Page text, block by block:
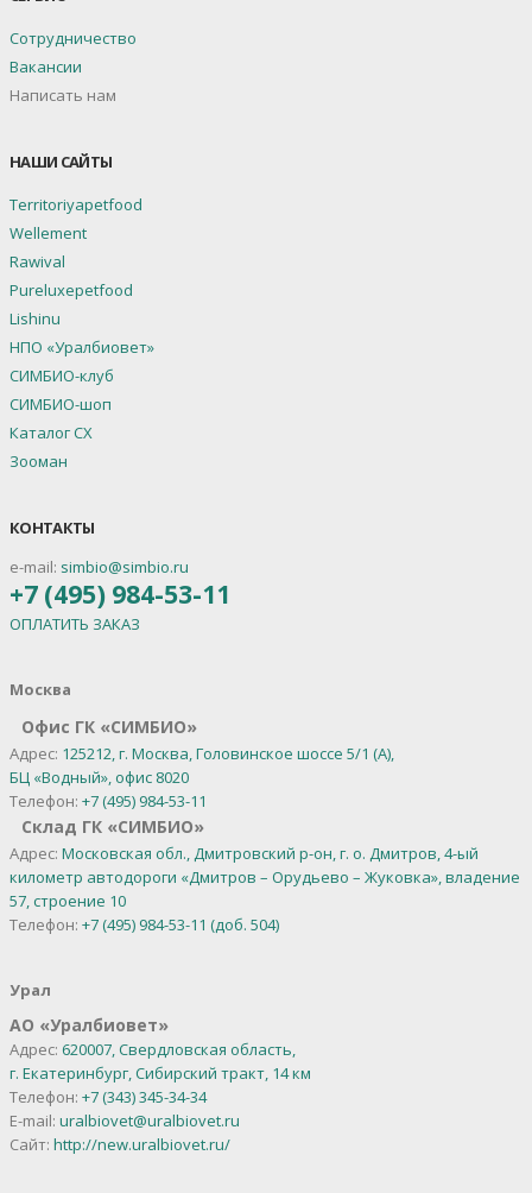
Сотрудничество
Вакансии
Написать нам
НАШИ САЙТЫ
Territoriyapetfood
Wellement
Rawival
Pureluxepetfood
Lishinu
НПО «Уралбиовет»
СИМБИО-клуб
СИМБИО-шоп
Каталог СХ
Зооман
КОНТАКТЫ
e-mail: simbio@simbio.ru
+7 (495) 984-53-11
ОПЛАТИТЬ ЗАКАЗ
Москва
Офис ГК «СИМБИО»
Адрес: 125212, г. Москва, Головинское шоссе 5/1 (А),
БЦ «Водный», офис 8020
Телефон: +7 (495) 984-53-11
Склад ГК «СИМБИО»
Адрес: Московская обл., Дмитровский р-он, г. о. Дмитров, 4-ый
километр автодороги «Дмитров – Орудьево – Жуковка», владение
57, строение 10
Телефон: +7 (495) 984-53-11 (доб. 504)
Урал
АО «Уралбиовет»
Адрес: 620007, Свердловская область,
г. Екатеринбург,Сибирский тракт, 14 км
Телефон: +7 (343) 345-34-34
E-mail: uralbiovet@uralbiovet.ru
Сайт: http://new.uralbiovet.ru/